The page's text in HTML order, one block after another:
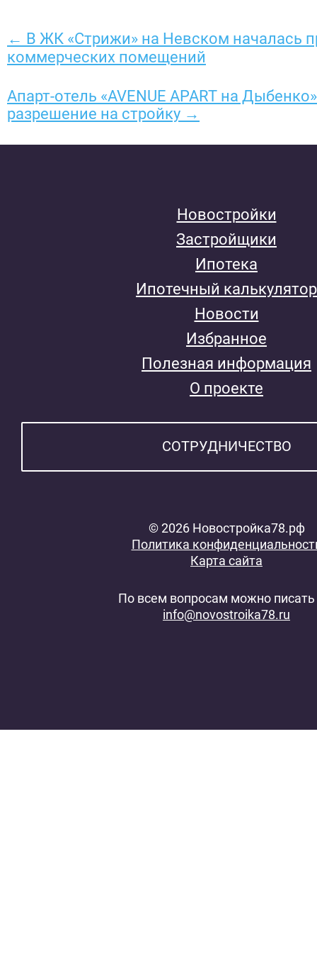
← В ЖК «Стрижи» на Невском началась
коммерческих помещений
Апарт-отель «AVENUE APART на
разрешение на стройку →
Новостройки
Застройщики
Ипотека
Ипотечный калькулятор
Новости
Избранное
Полезная информация
О проекте
СОТРУДНИЧЕСТВО
© 2026 Новостройка78.рф
Политика
Карта сайта
По всем вопросам можно писать
info@novostroika78.ru